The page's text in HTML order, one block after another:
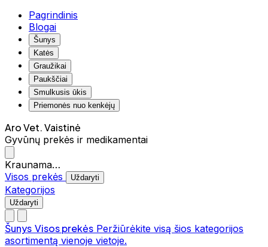
Pagrindinis
Blogai
Šunys
Katės
Graužikai
Paukščiai
Smulkusis ūkis
Priemonės nuo kenkėjų
Aro Vet. Vaistinė
Gyvūnų prekės ir medikamentai
Kraunama…
Visos prekės
Uždaryti
Kategorijos
Uždaryti
Šunys Visos prekės Peržiūrėkite visą šios kategorijos
asortimentą vienoje vietoje.